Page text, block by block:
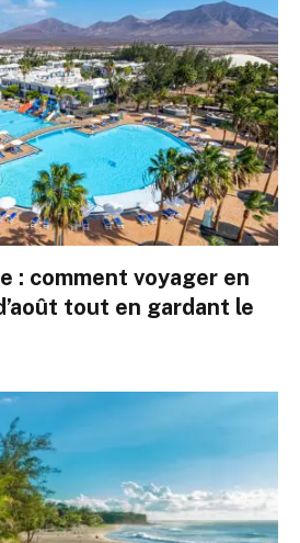
: comment voyager en
tout en gardant le